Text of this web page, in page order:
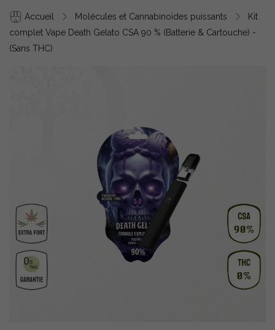
Accueil Molécules et Cannabinoïdes puissants
Kit
complet Vape Death Gelato CSA 90 % (Batterie & Cartouche) -
(Sans THC)